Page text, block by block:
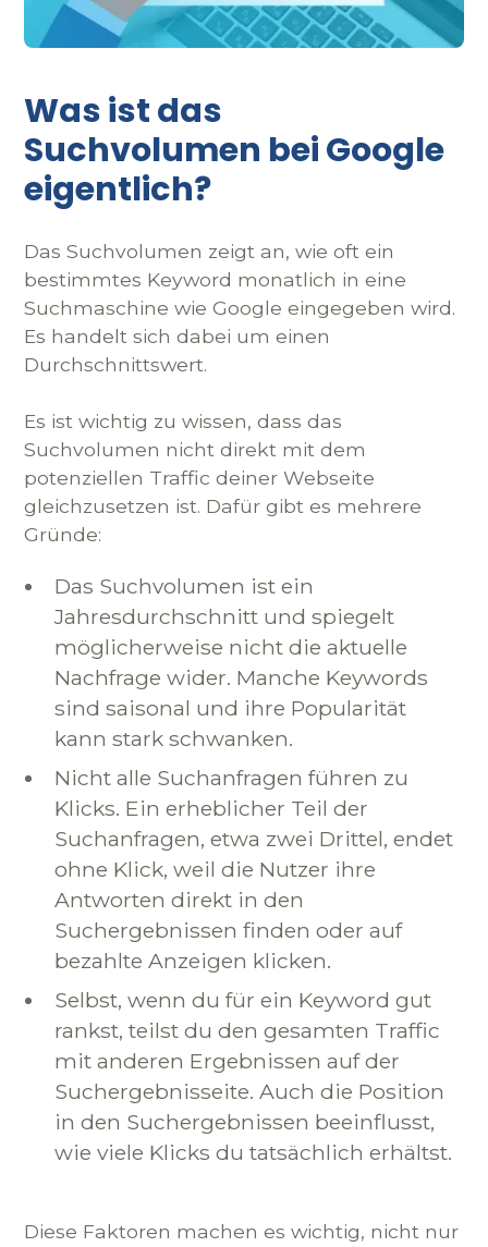
Was ist das
Suchvolumen bei Google
eigentlich?
Das Suchvolumen zeigt an, wie oft ein
bestimmtes Keyword monatlich in eine
Suchmaschine wie Google eingegeben wird.
Es handelt sich dabei um einen
Durchschnittswert.
Es ist wichtig zu wissen, dass das
Suchvolumen nicht direkt mit dem
potenziellen Traffic deiner Webseite
gleichzusetzen ist. Dafür gibt es mehrere
Gründe:
Das Suchvolumen ist ein
Jahresdurchschnitt und spiegelt
möglicherweise nicht die aktuelle
Nachfrage wider. Manche Keywords
sind saisonal und ihre Popularität
kann stark schwanken.
Nicht alle Suchanfragen führen zu
Klicks. Ein erheblicher Teil der
Suchanfragen, etwa zwei Drittel, endet
ohne Klick, weil die Nutzer ihre
Antworten direkt in den
Suchergebnissen finden oder auf
bezahlte Anzeigen klicken.
Selbst, wenn du für ein Keyword gut
rankst, teilst du den gesamten Traffic
mit anderen Ergebnissen auf der
Suchergebnisseite. Auch die Position
in den Suchergebnissen beeinflusst,
wie viele Klicks du tatsächlich erhältst.
Diese Faktoren machen es wichtig, nicht nur